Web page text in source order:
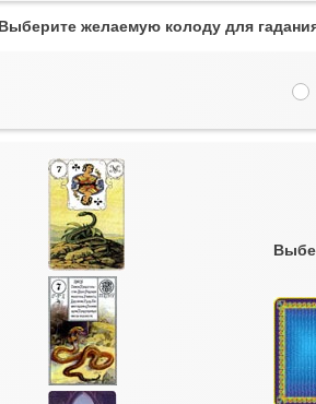
Выберите желаемую колоду для